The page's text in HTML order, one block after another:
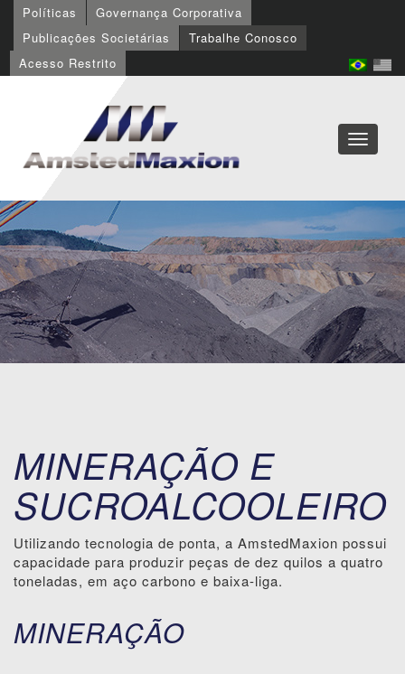
Políticas
Governança Corporativa
Publicações Societárias
Trabalhe Conosco
Acesso Restrito
MINERAÇÃO E
SUCROALCOOLEIRO
Utilizando tecnologia de ponta, a AmstedMaxion possui
capacidade para produzir peças de dez quilos a quatro
toneladas, em aço carbono e baixa-liga.
MINERAÇÃO